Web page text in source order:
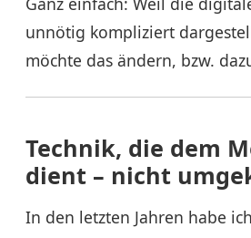
unnötig kompliziert
möchte das ändern, bzw.
Technik, die dem
dient – nicht
In den letzten Jahren habe